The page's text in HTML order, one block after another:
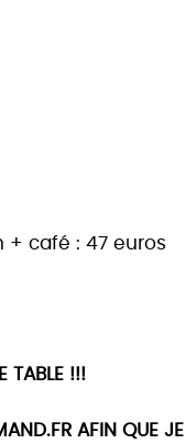
+ café : 47 euros
TABLE !!!
AFIN QUE JE